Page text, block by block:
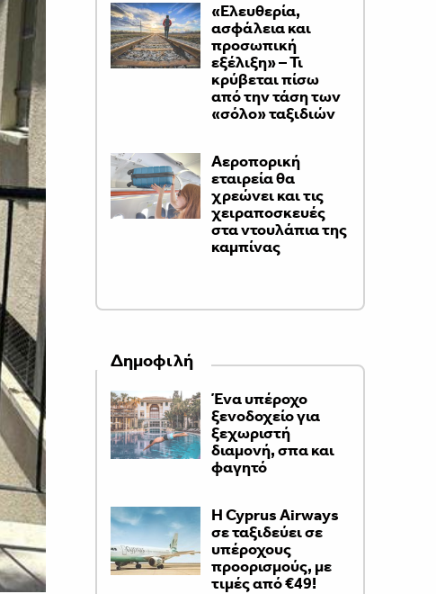
«Ελευθερία,
ασφάλεια και
προσωπική
εξέλιξη» – Τι
κρύβεται πίσω
από την τάση των
«σόλο» ταξιδιών
Αεροπορική
εταιρεία θα
χρεώνει και τις
χειραποσκευές
στα ντουλάπια της
καμπίνας
Δημοφιλή
Ένα υπέροχο
ξενοδοχείο για
ξεχωριστή
διαμονή, σπα και
φαγητό
H Cyprus Airways
σε ταξιδεύει σε
υπέροχους
προορισμούς, με
τιμές από €49!